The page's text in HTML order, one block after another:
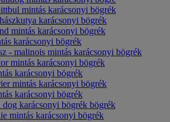
mintás karácsonyi bögrék
karácsonyi bögrék
mintás karácsonyi bögrék
karácsonyi bögrék
- malinois mintás karácsonyi bögrék
mintás karácsonyi bögrék
karácsonyi bögrék
mintás karácsonyi bögrék
karácsonyi bögrék
karácsonyi bögrék bögrék
mintás karácsonyi bögrék